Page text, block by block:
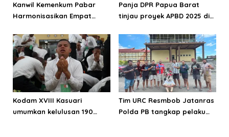
Kanwil Kemenkum Pabar
Harmonisasikan Empat
Wondama
Panja DPR Papua Barat
tinjau proyek APBD 2025 di
Bintuni
Kodam XVIII Kasuari
umumkan kelulusan 190
Tim URC Resmbob Jatanras
Polda PB tangkap pelaku